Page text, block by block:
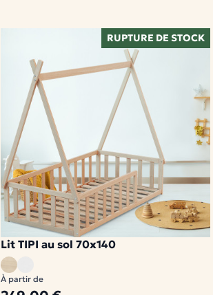
Lit TIPI au sol 70x140
À partir de
1 modèle disponible
RUPTURE DE STOCK